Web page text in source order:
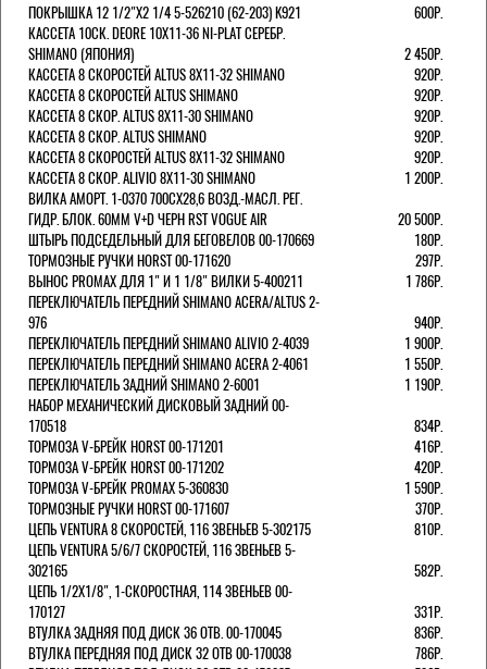
ПОКРЫШКА 12 1/2"Х2 1/4 5-526210 (62-203) K921
600Р.
КАССЕТА 10СК. DEORE 10Х11-36 NI-PLAT СЕРЕБР.
SHIMANO (ЯПОНИЯ)
2 450Р.
КАССЕТА 8 СКОРОСТЕЙ ALTUS 8Х11-32 SHIMANO
920Р.
КАССЕТА 8 СКОРОСТЕЙ ALTUS SHIMANO
920Р.
КАССЕТА 8 СКОР. ALTUS 8Х11-30 SHIMANO
920Р.
КАССЕТА 8 СКОР. ALTUS SHIMANO
920Р.
КАССЕТА 8 СКОРОСТЕЙ ALTUS 8Х11-32 SHIMANO
920Р.
КАССЕТА 8 СКОР. ALIVIO 8Х11-30 SHIMANO
1 200Р.
ВИЛКА АМОРТ. 1-0370 700СХ28,6 ВОЗД.-МАСЛ. РЕГ.
ГИДР. БЛОК. 60ММ V+D ЧЕРН RST VOGUE AIR
20 500Р.
ШТЫРЬ ПОДСЕДЕЛЬНЫЙ ДЛЯ БЕГОВЕЛОВ 00-170669
180Р.
ТОРМОЗНЫЕ РУЧКИ HORST 00-171620
297Р.
ВЫНОС PROMAX ДЛЯ 1" И 1 1/8" ВИЛКИ 5-400211
1 786Р.
ПЕРЕКЛЮЧАТЕЛЬ ПЕРЕДНИЙ SHIMANO ACERA/ALTUS 2-
976
940Р.
ПЕРЕКЛЮЧАТЕЛЬ ПЕРЕДНИЙ SHIMANO ALIVIO 2-4039
1 900Р.
ПЕРЕКЛЮЧАТЕЛЬ ПЕРЕДНИЙ SHIMANO ACERA 2-4061
1 550Р.
ПЕРЕКЛЮЧАТЕЛЬ ЗАДНИЙ SHIMANO 2-6001
1 190Р.
НАБОР МЕХАНИЧЕСКИЙ ДИСКОВЫЙ ЗАДНИЙ 00-
170518
834Р.
ТОРМОЗА V-БРЕЙК HORST 00-171201
416Р.
ТОРМОЗА V-БРЕЙК HORST 00-171202
420Р.
ТОРМОЗА V-БРЕЙК PROMAX 5-360830
1 590Р.
ТОРМОЗНЫЕ РУЧКИ HORST 00-171607
370Р.
ЦЕПЬ VENTURA 8 СКОРОСТЕЙ, 116 ЗВЕНЬЕВ 5-302175
810Р.
ЦЕПЬ VENTURA 5/6/7 СКОРОСТЕЙ, 116 ЗВЕНЬЕВ 5-
302165
582Р.
ЦЕПЬ 1/2Х1/8", 1-СКОРОСТНАЯ, 114 ЗВЕНЬЕВ 00-
170127
331Р.
ВТУЛКА ЗАДНЯЯ ПОД ДИСК 36 ОТВ. 00-170045
836Р.
ВТУЛКА ПЕРЕДНЯЯ ПОД ДИСК 32 ОТВ 00-170038
786Р.